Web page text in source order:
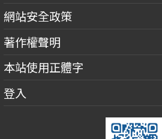
網站安全政策
著作權聲明
本站使用正體字
登入